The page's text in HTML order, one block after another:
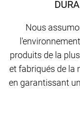
Nous
produits de la
et fabriqués de la
en garantissant